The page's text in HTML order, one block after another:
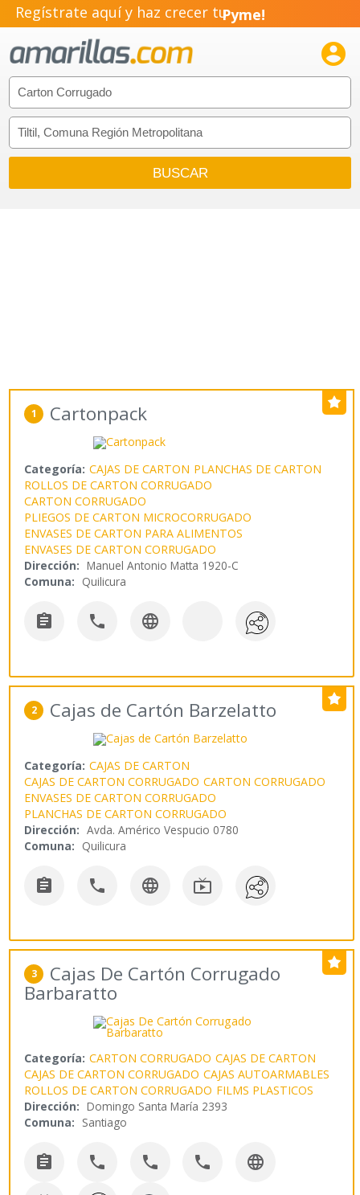
Regístrate aquí y haz crecer tuPyme!
Emprendimiento!

1 Cartonpack
Categoría: CAJAS DE CARTON PLANCHAS DE CARTON
ROLLOS DE CARTON CORRUGADO
CARTON CORRUGADO
PLIEGOS DE CARTON MICROCORRUGADO
ENVASES DE CARTON PARA ALIMENTOS
ENVASES DE CARTON CORRUGADO
Dirección: Manuel Antonio Matta 1920-C
Comuna: Quilicura
  
2 Cajas de Cartón Barzelatto
Categoría: CAJAS DE CARTON
CAJAS DE CARTON CORRUGADO CARTON CORRUGADO
ENVASES DE CARTON CORRUGADO
PLANCHAS DE CARTON CORRUGADO
Dirección: Avda. Américo Vespucio 0780
Comuna: Quilicura
   
3 Cajas De Cartón Corrugado
Barbaratto
Categoría: CARTON CORRUGADO CAJAS DE CARTON
CAJAS DE CARTON CORRUGADO CAJAS AUTOARMABLES
ROLLOS DE CARTON CORRUGADO FILMS PLASTICOS
Dirección: Domingo Santa María 2393
Comuna: Santiago
    